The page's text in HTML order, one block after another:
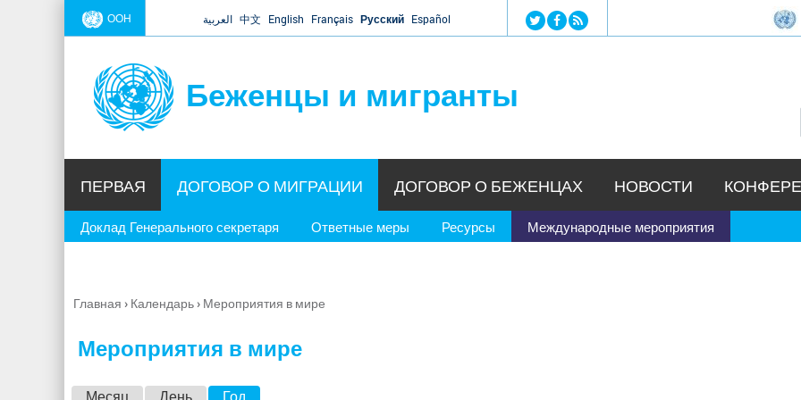
Jump to navigation
ООН العربية 中文 English Français Русский Español
Беженцы и мигранты
ПЕРВАЯ ДОГОВОР О МИГРАЦИИ
Доклад Генерального секретаря Ответные меры Ресурсы Международные мероприятия
ДОГОВОР О БЕЖЕНЦАХ НОВОСТИ
Вы
Главная › Календарь› Мероприятия в мире
Мероприятия в мире